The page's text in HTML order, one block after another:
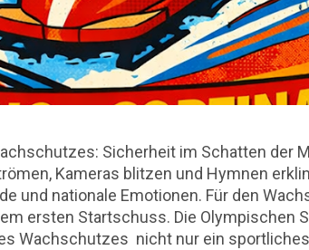
Sicherheit im Schatten der
Kameras blitzen und Hymnen
und nationale Emotionen. Für den
ersten Startschuss. Die Olympischen
Wachschutzes nicht nur ein